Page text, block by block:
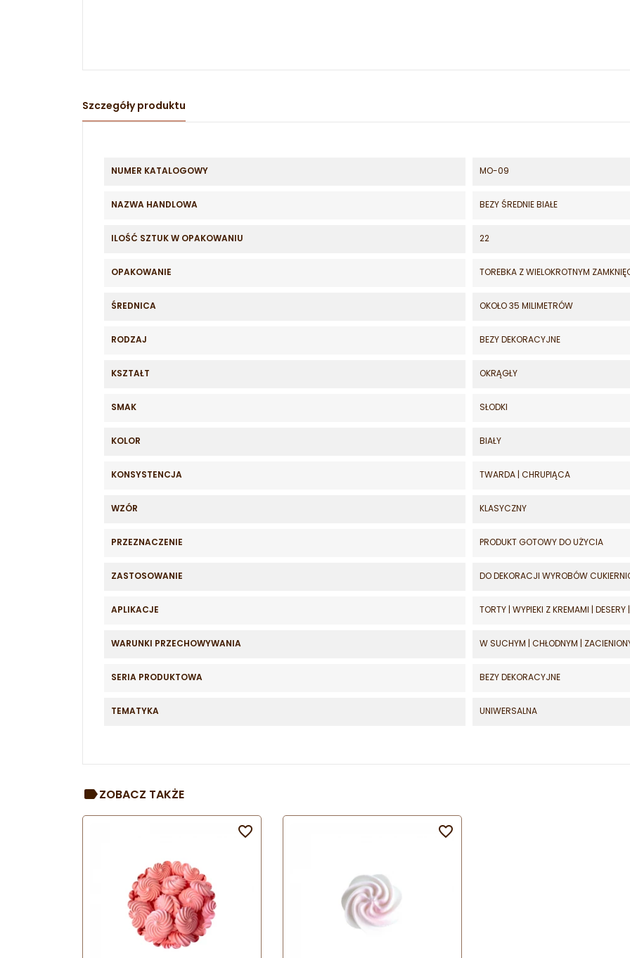
Szczegóły produktu
NUMER KATALOGOWY MO-09
NAZWA HANDLOWA BEZY ŚREDNIE BIAŁE
ILOŚĆ SZTUK W OPAKOWANIU 22
OPAKOWANIE TOREBKA Z WIELOKROTNYM
ŚREDNICA OKOŁO 35 MILIMETRÓW
RODZAJ BEZY DEKORACYJNE
KSZTAŁT OKRĄGŁY
SMAK SŁODKI
KOLOR BIAŁY
KONSYSTENCJA TWARDA | CHRUPIĄCA
WZÓR KLASYCZNY
PRZEZNACZENIE PRODUKT GOTOWY DO UŻYCIA
ZASTOSOWANIE DO DEKORACJI WYROBÓW
APLIKACJE TORTY | WYPIEKI Z KREMAMI | DESERY
WARUNKI PRZECHOWYWANIA W SUCHYM | CHŁODNYM |
SERIA PRODUKTOWA BEZY DEKORACYJNE
TEMATYKA UNIWERSALNA
ZOBACZ TAKŻE
 